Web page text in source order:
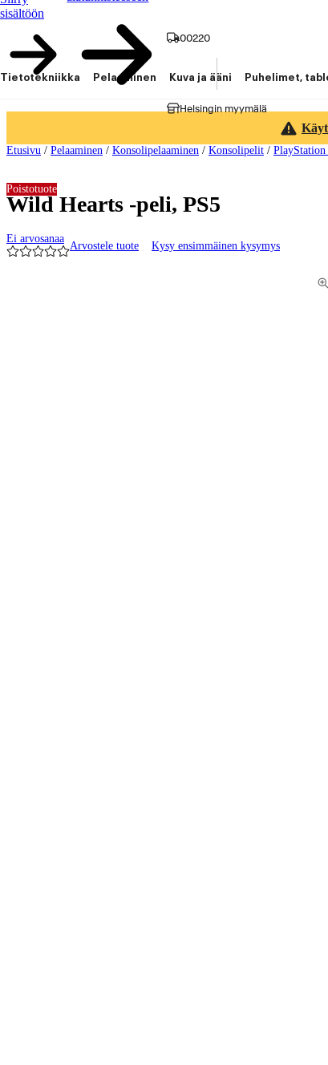
sisältöön
00220
Helsingin myymälä
Tietotekniikka Pelaaminen Kuva ja ääni Puhelimet,
Etusivu / Pelaaminen / Konsolipelaaminen / Konsolipelit /
Wild Hearts -peli, PS5
Ei arvosanaa
Arvostele tuote Kysy ensimmäinen kysymys
Poistotuote